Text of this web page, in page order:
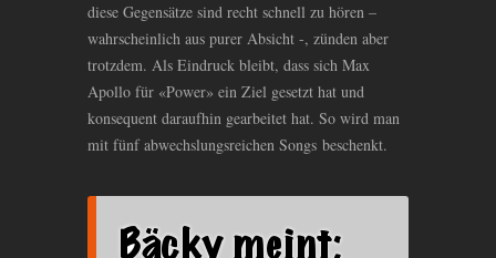
diese Gegensätze sind recht schnell zu hören –
wahrscheinlich aus purer Absicht -, zünden aber
trotzdem. Als Eindruck bleibt, dass sich Max
Apollo für «Power» ein Ziel gesetzt hat und
konsequent daraufhin gearbeitet hat. So wird man
mit fünf abwechslungsreichen Songs beschenkt.